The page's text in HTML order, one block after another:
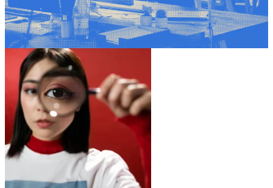
VISITA EL BLOG